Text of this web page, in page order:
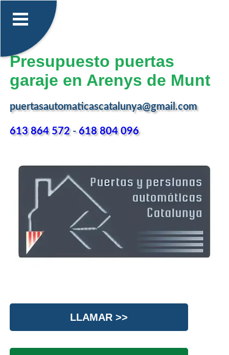
Presupuesto puertas
garaje en Arenys de Munt
puertasautomaticascatalunya@gmail.com
613 864 572-618 804 096
LLAMAR >>